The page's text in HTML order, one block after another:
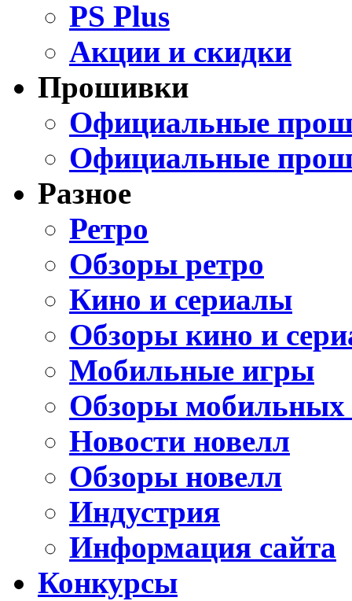
PS Plus
Акции и скидки
Прошивки
Официальные
Официальные
Разное
Ретро
Обзоры ретро
Кино и сериалы
Обзоры кино и
Мобильные игры
Обзоры мобильных
Новости новелл
Обзоры новелл
Индустрия
Информация сайта
Конкурсы